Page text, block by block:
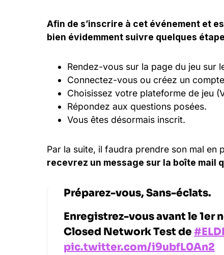
Afin de s’inscrire à cet événement et
bien évidemment suivre quelques
Rendez-vous sur la page du jeu sur
Connectez-vous ou créez un
Choisissez votre plateforme de jeu
Répondez aux questions posées.
Vous êtes désormais inscrit.
Par la suite, il faudra prendre son mal en
recevrez un message sur la boîte mail
Préparez-vous, Sans-éclats.
Enregistrez-vous avant le 1er
Closed Network Test de
pic.twitter.com/i9ubfL0An2